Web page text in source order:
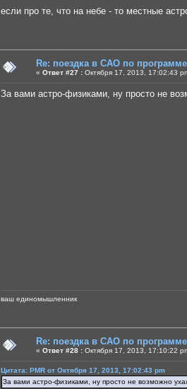
если про те, что на небе - то местные
Re: поездка в САО по
« Ответ #27 : Октября 17, 2013, 17:02:43
За вами астро-физиками, ну просто не
ваш единомышленник
Re: поездка в САО по
« Ответ #28 : Октября 17, 2013, 17:10:22
Цитата: PMR от Октября 17, 2013, 17:02:43 pm
За вами астро-физиками, ну просто не возможно